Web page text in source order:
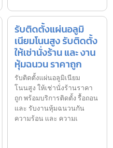
รับติดตั้งแผ่นอลูมิ
เนียมโนนสูง รับติดตั้ง
ให้เช่านั่งร้าน และ งาน
หุ้มฉนวน ราคาถูก
รับติดตั้งแผ่นอลูมิเนียม
โนนสูง ให้เช่านั่งร้านราคา
ถูก พร้อมบริการติดตั้ง รื้อถอน
และ รับงานหุ้มฉนวนกัน
ความร้อน และ ความเ